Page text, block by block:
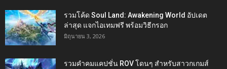
รวมโค้ด Soul Land: Awakening World อัปเดต
ล่าสุด แจกไอเทมฟรี พร้อมวิธีกรอก
มิถุนายน 3, 2026
รวมคำคมแคปชั่น ROV โดนๆ สำหรับสาวกเกมส์